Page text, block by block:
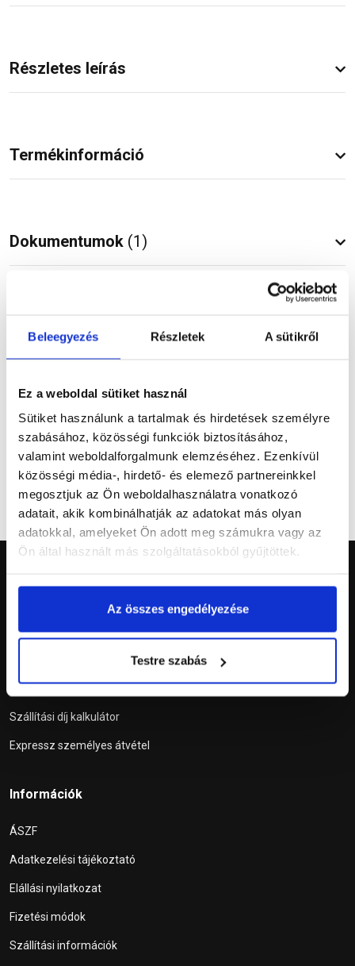
Beleegyezés Részletek A sütikről
Ez a weboldal sütiket használ
Sütiket használunk a tartalmak és hirdetések személyre
szabásához, közösségi funkciók biztosításához,
valamint weboldalforgalmunk elemzéséhez. Ezenkívül
közösségi média-, hirdető- és elemező partnereinkkel
megosztjuk az Ön weboldalhasználatra vonatkozó
adatait, akik kombinálhatják az adatokat más olyan
adatokkal, amelyeket Ön adott meg számukra vagy az
Ön által használt más szolgáltatásokból gyűjtöttek.
Az összes engedélyezése
Testre szabás
Részletes leírás
Termékinformáció
Dokumentumok (1)
Vásárlói vélemények
Kérdések és válaszok
Tetőablak konfigurátor
Szállítási díj kalkulátor
Expressz személyes átvétel
Információk
ÁSZF
Adatkezelési tájékoztató
Elállási nyilatkozat
Fizetési módok
Szállítási információk